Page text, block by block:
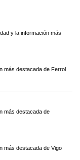
y la información más
más destacada de Ferrol
más destacada de
más destacada de Vigo